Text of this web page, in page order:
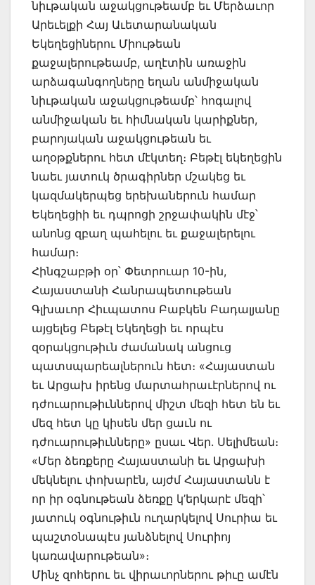
նիւթական աջակցութեամբ եւ Մերձաւոր
Արեւելքի Հայ Աւետարանական
Եկեղեցիներու Միութեան
քաջալերութեամբ, աղէտին առաջին
արձագանգողները եղան անմիջական
նիւթական աջակցութեամբ՝ հոգալով
անմիջական եւ հիմնական կարիքներ,
բարոյական աջակցութեան եւ
աղօթքներու հետ մէկտեղ։ Բեթէլ եկեղեցին
նաեւ յատուկ ծրագիրներ մշակեց եւ
կազմակերպեց երեխաներուն համար
Եկեղեցիի եւ դպրոցի շրջափակին մէջ՝
անոնց զբաղ պահելու եւ քաջալերելու
համար։
Հինգշաբթի օր՝ Փետրուար 10-ին,
Հայաստանի Հանրապետութեան
Գլխաւոր Հիւպատոս Բաբկեն Բադալյանը
այցելեց Բեթէլ Եկեղեցի եւ որպէս
զօրակցութիւն ժամանակ անցուց
պատսպարեալներուն հետ։ «Հայաստան
եւ Արցախ իրենց մարտահրաւէրներով ու
դժուարութիւններով միշտ մեզի հետ են եւ
մեզ հետ կը կիսեն մեր ցաւն ու
դժուարութիւնները» ըսաւ Վեր. Սելիմեան։
«Մեր ձեռքերը Հայաստանի եւ Արցախի
մեկնելու փոխարէն, այժմ Հայաստանն է
որ իր օգնութեան ձեռքը կ’երկարէ մեզի՝
յատուկ օգնութիւն ուղարկելով Սուրիա եւ
պաշտօնապէս յանձնելով Սուրիոյ
կառավարութեան»։
Մինչ զոհերու եւ վիրաւորներու թիւը ամէն